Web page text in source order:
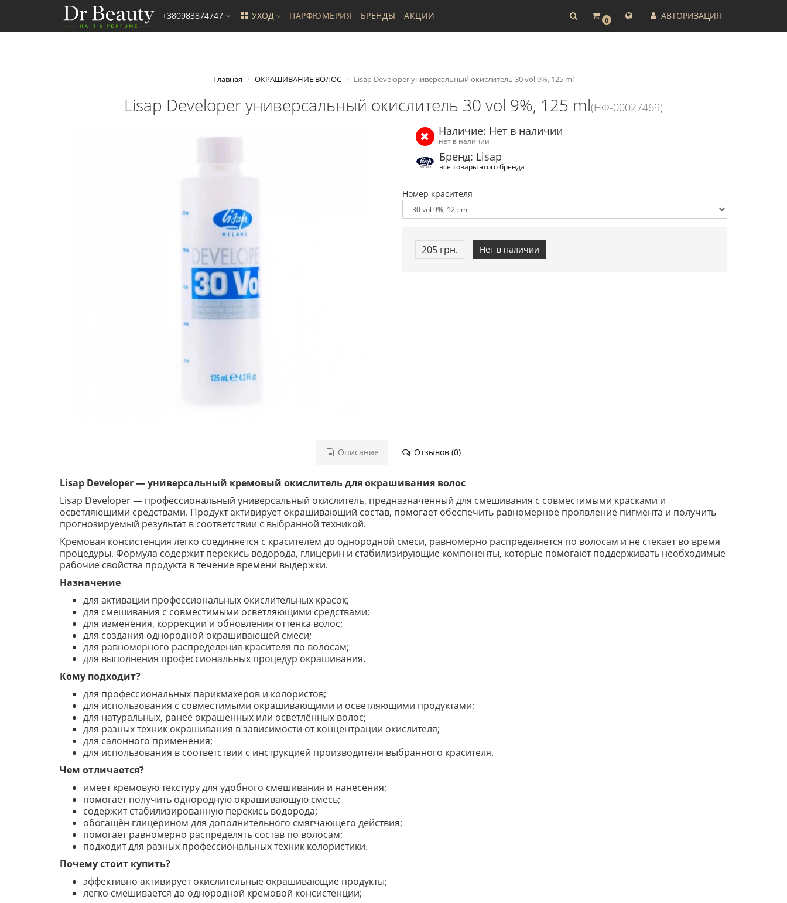
0 АВТОРИЗАЦИЯ
+380983874747 УХОД ПАРФЮМЕРИЯ БРЕНДЫ АКЦИИ
Главная ОКРАШИВАНИЕ ВОЛОС Lisap Developer универсальный окислитель 30 vol 9%, 125 ml
Lisap Developer универсальный окислитель 30 vol 9%, 125 ml(НФ-00027469)
Наличие: Нет в наличии
нет в наличии
Бренд: Lisap
все товары этого бренда
Номер красителя
205 грн. Нет в наличии
Описание Отзывов (0)
Lisap Developer — универсальный кремовый окислитель для окрашивания волос
Lisap Developer — профессиональный универсальный окислитель, предназначенный для смешивания с совместимыми красками и
осветляющими средствами. Продукт активирует окрашивающий состав, помогает обеспечить равномерное проявление пигмента и получить
прогнозируемый результат в соответствии с выбранной техникой.
Кремовая консистенция легко соединяется с красителем до однородной смеси, равномерно распределяется по волосам и не стекает во время
процедуры. Формула содержит перекись водорода, глицерин и стабилизирующие компоненты, которые помогают поддерживать необходимые
рабочие свойства продукта в течение времени выдержки.
Назначение
для активации профессиональных окислительных красок;
для смешивания с совместимыми осветляющими средствами;
для изменения, коррекции и обновления оттенка волос;
для создания однородной окрашивающей смеси;
для равномерного распределения красителя по волосам;
для выполнения профессиональных процедур окрашивания.
Кому подходит?
для профессиональных парикмахеров и колористов;
для использования с совместимыми окрашивающими и осветляющими продуктами;
для натуральных, ранее окрашенных или осветлённых волос;
для разных техник окрашивания в зависимости от концентрации окислителя;
для салонного применения;
для использования в соответствии с инструкцией производителя выбранного красителя.
Чем отличается?
имеет кремовую текстуру для удобного смешивания и нанесения;
помогает получить однородную окрашивающую смесь;
содержит стабилизированную перекись водорода;
обогащён глицерином для дополнительного смягчающего действия;
помогает равномерно распределять состав по волосам;
подходит для разных профессиональных техник колористики.
Почему стоит купить?
эффективно активирует окислительные окрашивающие продукты;
легко смешивается до однородной кремовой консистенции;